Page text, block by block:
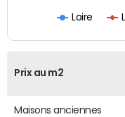
Loire
Prix au m2
Maisons anciennes